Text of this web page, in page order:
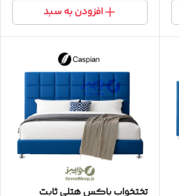
افزودن به سبد
تختخواب باکس هتلی ثابت